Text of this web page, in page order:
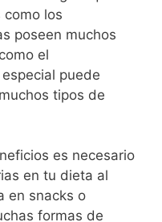
los
poseen muchos
el
puede
tipos de
es necesario
en tu dieta al
en snacks o
formas de